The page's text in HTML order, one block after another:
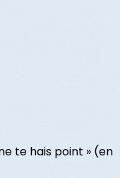
te hais point » (en